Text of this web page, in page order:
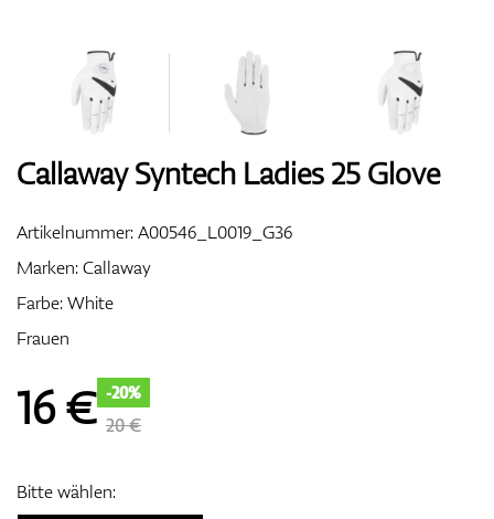
Bags
Entfernungsmesser & GPS
Callaway Syntech Ladies 25 Glove
Artikelnummer:A00546_L0019_G36
Marken:Callaway
Farbe: White
Frauen
16€ -20%
20 €
Bitte wählen: